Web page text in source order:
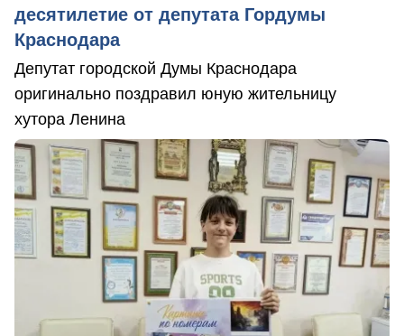
десятилетие от депутата Гордумы
Краснодара
Депутат городской Думы Краснодара
оригинально поздравил юную жительницу
хутора Ленина